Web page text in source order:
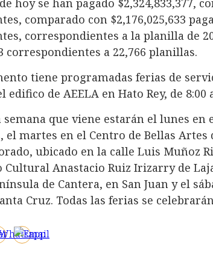
hoy se han pagado $2,324,833,377,
comparado con $2,176,025,633
correspondientes a la planilla de
correspondientes a 22,766 planillas.
tiene programadas ferias de
edifico de AEELA en Hato Rey, de 8:00
que viene estarán el lunes en
el martes en el Centro de Bellas
ubicado en la calle Luis Muñoz
Cultural Anastacio Ruiz Irizarry de
de Cantera, en San Juan y el
Cruz. Todas las ferias se celebrarán